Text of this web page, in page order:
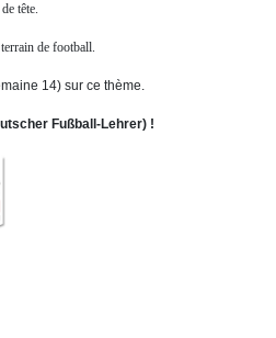
tête.
de football.
14) sur ce thème.
Fußball-Lehrer) !